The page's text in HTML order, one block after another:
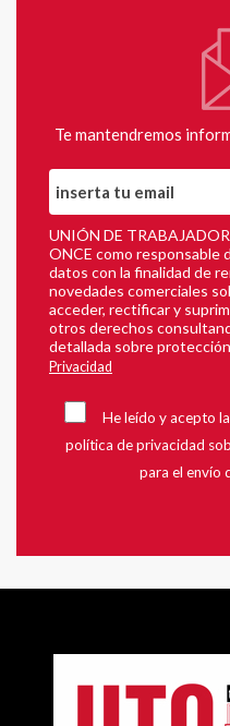
Te mantendremos
UNIÓN DE
ONCE como
datos con la finalidad de
novedades comerciales
acceder, rectificar y
otros derechos
detallada sobre
Privacidad
He leído y acepto
política de privacidad
para el envío